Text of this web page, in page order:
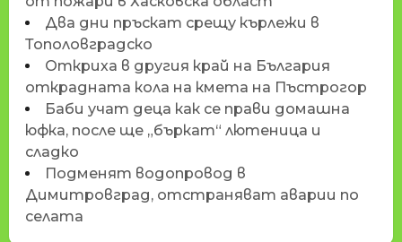
Два дни пръскат срещу кърлежи в
Тополовградско
Откриха в другия край на България
открадната кола на кмета на Пъстрогор
Баби учат деца как се прави домашна
юфка, после ще „бъркат“ лютеница и
сладко
Подменят водопровод в
Димитровград, отстраняват аварии по
селата